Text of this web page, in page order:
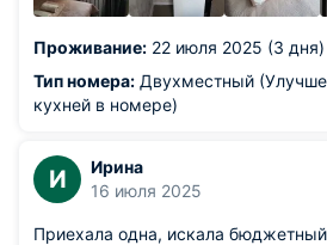
Проживание: 22 июля 2025 (3 дня)
Тип номера: Двухместный
кухней в номере)
И
Ирина
16 июля 2025
Приехала одна, искала